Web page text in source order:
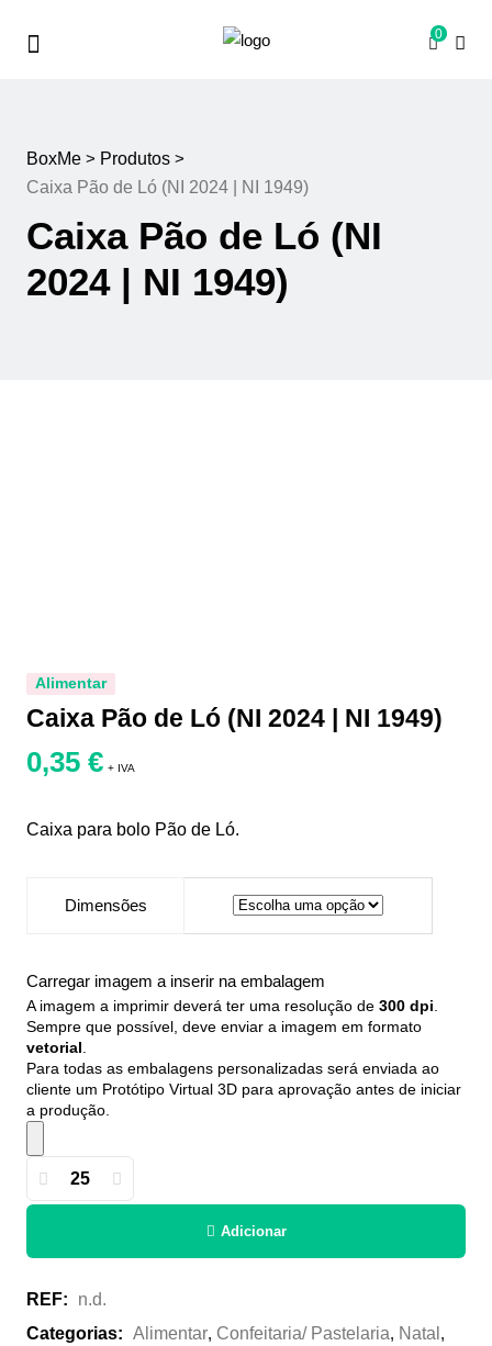
0
BoxMe > Produtos >
Caixa Pão de Ló (NI 2024 | NI 1949)
Caixa Pão de Ló (NI
2024 | NI 1949)
Alimentar
Caixa Pão de Ló (NI 2024 | NI 1949)
0,35 € + IVA
Caixa para bolo Pão de Ló.
Dimensões
Carregar imagem a inserir na embalagem
A imagem a imprimir deverá ter uma resolução de 300 dpi
Sempre que possível, deve enviar a imagem em formato
vetorial
Para todas as embalagens personalizadas será enviada ao
cliente um Protótipo Virtual 3D para aprovação antes de iniciar
a produção.
Quantidade
de
Pão
de
Adicionar
REF:
n.d.
Categorias: Alimentar, Confeitaria/ Pastelaria, Natal ,